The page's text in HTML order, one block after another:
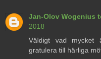
Jan-Olov Wogenius
2018
Väldigt vad
gratulera till härliga